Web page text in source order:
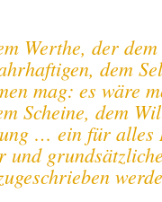
Werthe, der dem
dem
mag: es wäre
Scheine, dem
… ein für alles
und